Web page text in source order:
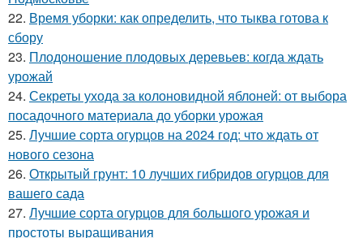
22. Время уборки: как определить, что тыква готова к
сбору
23. Плодоношение плодовых деревьев: когда ждать
урожай
24. Секреты ухода за колоновидной яблоней: от выбора
посадочного материала до уборки урожая
25. Лучшие сорта огурцов на 2024 год: что ждать от
нового сезона
26. Открытый грунт: 10 лучших гибридов огурцов для
вашего сада
27. Лучшие сорта огурцов для большого урожая и
простоты выращивания